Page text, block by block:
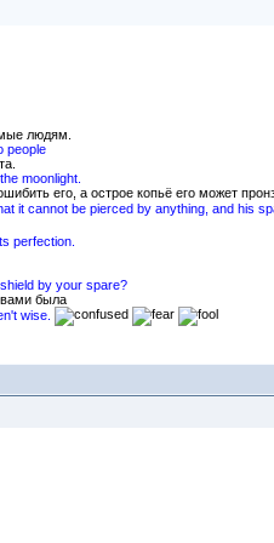
людям.
people
moonlight.
его, а острое копьё его может
it cannot be pierced by anything, and his
perfection.
by your spare?
была
wise.